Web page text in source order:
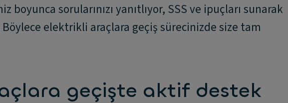
boyunca sorularınızı yanıtlıyor, SSS ve ipuçları sunarak
elektrikli araçlara geçiş sürecinizde size tam
geçişte aktif destek